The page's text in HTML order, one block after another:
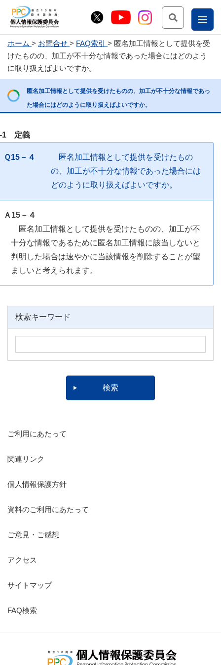
問
合
せ
こー
ー部
ホーム お問合せ FAQ索引
匿名加工情報として提供を受
けたものの、加工が不十分な情報であった場合にはどのよう
に取り扱えばよいですか。
匿名加工情報として提供を受けたものの、加工が不十分な情報であっ
た場合にはどのように取り扱えばよいですか。
1 定義
Ｑ15－４
匿名加工情報として提供を受けたもの
の、加工が不十分な情報であった場合には
どのように取り扱えばよいですか。
Ａ15－４
匿名加工情報として提供を受けたものの、加工が不
十分な情報であるために匿名加工情報に該当しないと
判明した場合は速やかに当該情報を削除することが望
ましいと考えられます。
検索キーワード
ご利用にあたって
関連リンク
個人情報保護方針
資料のご利用にあたって
ご意見・ご感想
アクセス
サイトマップ
FAQ検索